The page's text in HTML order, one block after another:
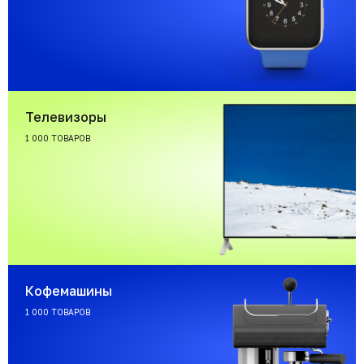
Телевизоры
1 000 ТОВАРОВ
Кофемашины
1 000 ТОВАРОВ